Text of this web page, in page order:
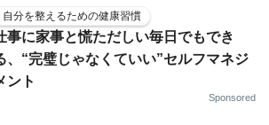
自分を整えるための健康習慣
事に家事と慌ただしい毎日でもでき
、“完璧じゃなくていい”セルフマネジ
ント
Sponsored